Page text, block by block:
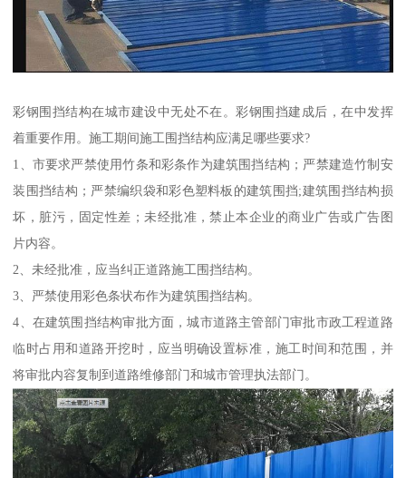
彩钢围挡结构在城市建设中无处不在。彩钢围挡建成后，在中发挥
着重要作用。施工期间施工围挡结构应满足哪些要求?
1、市要求严禁使用竹条和彩条作为建筑围挡结构；严禁建造竹制安
装围挡结构；严禁编织袋和彩色塑料板的建筑围挡;建筑围挡结构损
坏，脏污，固定性差；未经批准，禁止本企业的商业广告或广告图
片内容。
2、未经批准，应当纠正道路施工围挡结构。
3、严禁使用彩色条状布作为建筑围挡结构。
4、在建筑围挡结构审批方面，城市道路主管部门审批市政工程道路
临时占用和道路开挖时，应当明确设置标准，施工时间和范围，并
将审批内容复制到道路维修部门和城市管理执法部门。